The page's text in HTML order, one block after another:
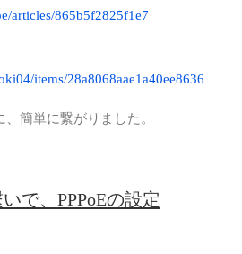
articles/865b5f2825f1e7
items/28a8068aae1a40ee8636
簡単に繋がりました。
で、PPPoEの設定